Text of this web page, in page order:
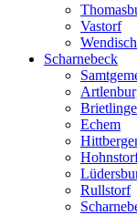
Vastorf
Scharnebeck
Echem
Rullstorf